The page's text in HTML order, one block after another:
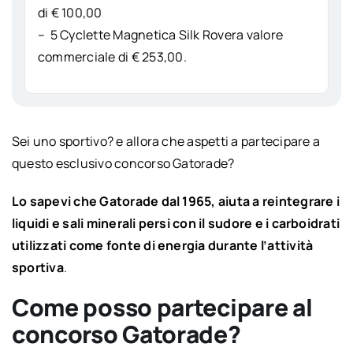
di € 100,00
– 5 Cyclette Magnetica Silk Rovera valore
commerciale di € 253,00.
Sei uno sportivo? e allora che aspetti a partecipare a
questo esclusivo concorso Gatorade?
Lo sapevi che Gatorade dal 1965, aiuta a reintegrare i
liquidi e sali minerali persi con il sudore e i carboidrati
utilizzati come fonte di energia durante l’attività
sportiva.
Come posso partecipare al
concorso Gatorade?